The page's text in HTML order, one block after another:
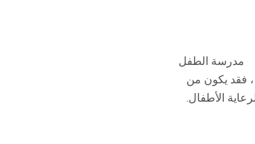
مدرسة الطفل
فقد يكون من
الأطفال.